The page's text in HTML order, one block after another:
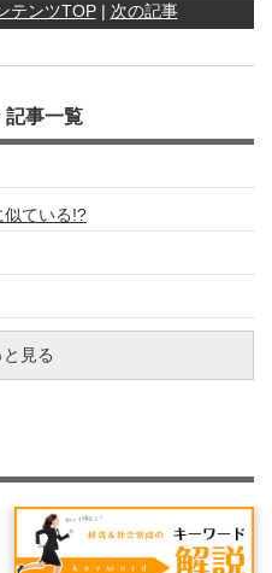
テンツTOP| 次の記事
記事一覧
似ている!?
ェック
何を話すか
面接直前に確認すること
ころ、悪いところ
ら
もう！
！
か
よう
すか？
まったら
すか？
対処方法
る！？
う！
がけよう
ったら
注意を
と見る